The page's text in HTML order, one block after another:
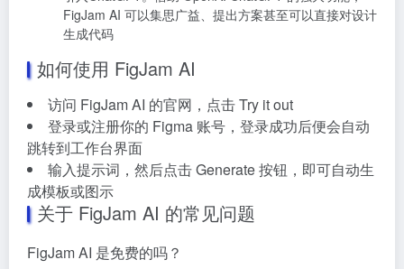
FigJam AI 可以集思广益、提出方案甚至可以直接对设计
生成代码
如何使用 FigJam AI
访问 FigJam AI 的官网，点击 Try it out
登录或注册你的 Figma 账号，登录成功后便会自动
跳转到工作台界面
输入提示词，然后点击 Generate 按钮，即可自动生
成模板或图示
关于 FigJam AI 的常见问题
FigJam AI 是免费的吗？